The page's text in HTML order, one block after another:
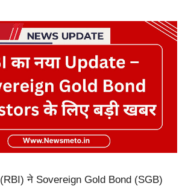
(RBI) ने Sovereign Gold Bond (SGB)